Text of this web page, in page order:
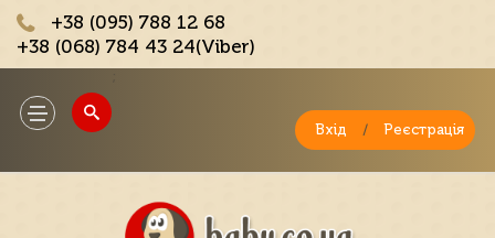
+38 (095) 788 12 68
+38 (068) 784 43 24(Viber)
Toggle
navigation
Вхід / Реєстрація